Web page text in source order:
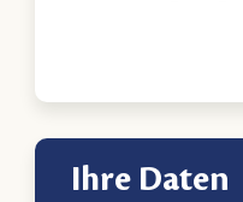
Ihre Daten